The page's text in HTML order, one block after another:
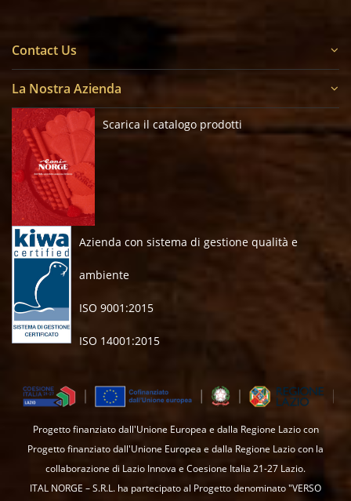
Contact Us
La Nostra Azienda
Scarica il catalogo prodotti
Azienda con sistema di gestione qualità e
ambiente
ISO 9001:2015
ISO 14001:2015
Progetto finanziato dall'Unione Europea e dalla Regione Lazio con
Progetto finanziato dall'Unione Europea e dalla Regione Lazio con la
collaborazione di Lazio Innova e Coesione Italia 21-27 Lazio.
ITAL NORGE – S.R.L. ha partecipato al Progetto denominato "VERSO